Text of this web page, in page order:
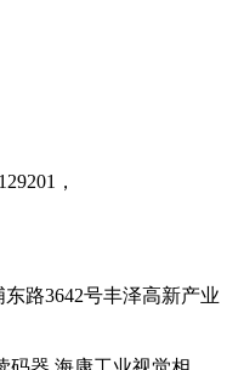
，
东路3642号丰泽高新产业